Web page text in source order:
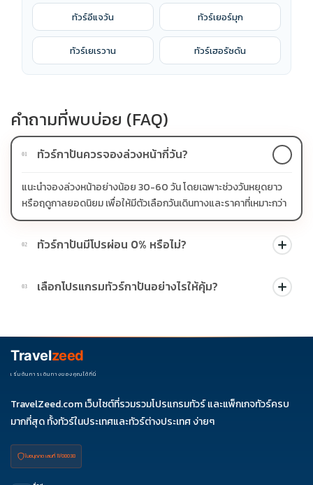
ทัวร์อีแจวัน ทัวร์เยอร์มุก
ทัวร์เยเรวาน ทัวร์เฮอรัซดัน
คำถามที่พบบ่อย (FAQ)
01 ทัวร์กาปันควรจองล่วงหน้ากี่วัน?
แนะนำจองล่วงหน้าอย่างน้อย 30-60 วัน โดยเฉพาะช่วงวันหยุดยาว
หรือฤดูกาลยอดนิยม เพื่อให้มีตัวเลือกวันเดินทางและราคาที่เหมาะกว่า
02 ทัวร์กาปันมีโปรผ่อน 0% หรือไม่?
บางโปรแกรมมีโปรผ่อน 0% หรือโปรโมชั่นบัตรเครดิตตามเงื่อนไขที่
บริษัทกำหนด สามารถดูสัญลักษณ์โปรโมชั่นในรายการทัวร์แต่ละ
03 เลือกโปรแกรมทัวร์กาปันอย่างไรให้คุ้ม?
ช่วงราคา ไม่ควรเทียบจากราคาต่ำสุดเพียงอย่างเดียว
Travelzeed
เริ่มต้นการเดินทางของคุณได้ที่นี่
TravelZeed.com เว็บไซต์ที่รวมรวมโปรแกรมทัวร์ และแพ็กเกจทัวร์ครบ
มากที่สุด ทั้งทัวร์ในประเทศและทัวร์ต่างประเทศ ง่ายๆ
ใบอนุญาต เลขที่ 11/08038